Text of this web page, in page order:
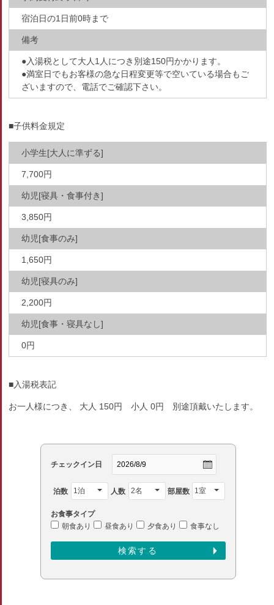
宿泊日の1日前0時まで
備考
●入湯税として大人1人につき別途150円かかります。
●満室日でもお客様の急な日程変更等で空いている場合もご
ざいますので、電話でご確認下さい。
■子供料金規定
小学生[大人に準ずる]
7,700円
幼児[寝具・食事付き]
3,850円
幼児[食事のみ]
1,650円
幼児[寝具のみ]
2,200円
幼児[食事・寝具なし]
0円
■入湯税表記
お一人様につき、 大人 150円 小人 0円 別途頂戴いたします。
チェックイン日
泊数 人数 部屋数
お食事タイプ
朝食あり
昼食あり 夕食あり 食事なし